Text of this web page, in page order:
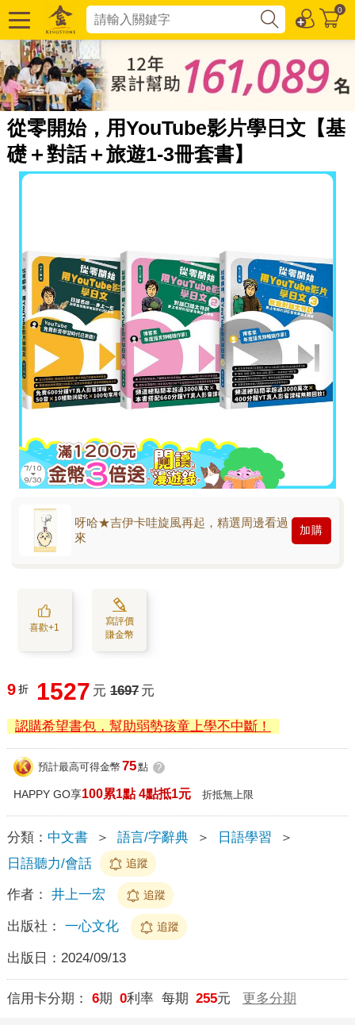
0
從零開始，用YouTube影片學日文【基
礎＋對話＋旅遊1-3冊套書】
呀哈★吉伊卡哇旋風再起，精選周邊看過
來
加購
喜歡+1
寫評價
賺金幣
9 折 1527 元 1697 元
認購希望書包，幫助弱勢孩童上學不中斷！
預計最高可得金幣 75點 ?
HAPPY GO享100累1點 4點抵1元 折抵無上限
分類： 中文書 ＞ 語言/字辭典 ＞ 日語學習
＞
日語聽力/會話
追蹤
作者： 井上一宏 追蹤
出版社： 一心文化 追蹤
出版日： 2024/09/13
信用卡分期： 6期 0利率 每期 255元 更多分期